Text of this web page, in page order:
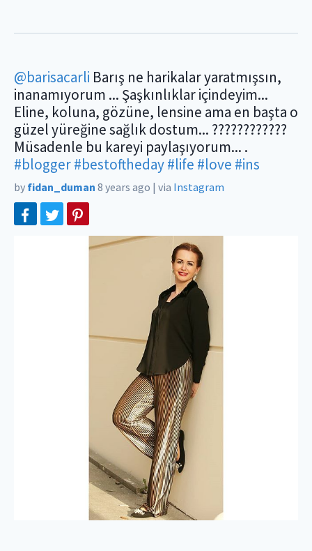
@barisacarli Barış ne harikalar yaratmışsın,
inanamıyorum ... Şaşkınlıklar içindeyim...
Eline, koluna, gözüne, lensine ama en başta o
güzel yüreğine sağlık dostum... ????????????
Müsadenle bu kareyi paylaşıyorum... .
#blogger#bestoftheday#life #love #ins
by fidan_duman 8 years ago | via Instagram